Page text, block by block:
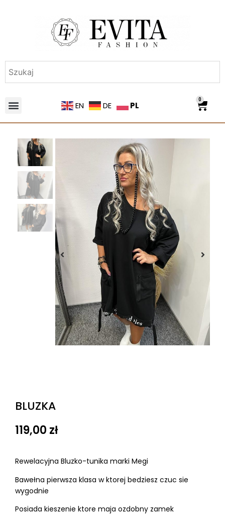
EN DE PL
0
BLUZKA
119,00 zł
Rewelacyjna Bluzko-tunika marki Megi
Bawełna pierwsza klasa w ktorej bedziesz czuc sie
wygodnie
Posiada kieszenie ktore maja ozdobny zamek